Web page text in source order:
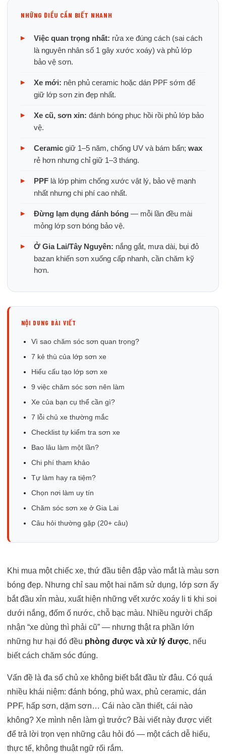
NHỮNG ĐIỀU CẦN BIẾT NHANH
Việc quan trọng nhất: rửa xe đúng cách (sai cách
là nguyên nhân số 1 gây xước xoáy) và phủ lớp
bảo vệ sơn.
Xe mới: nên phủ ceramic hoặc dán PPF sớm để
giữ lớp sơn zin đẹp nhất.
Xe cũ, sơn xỉn: đánh bóng phục hồi rồi phủ lớp bảo
vệ.
Ceramic giữ 1–5 năm, chống UV và bám bẩn; wax
rẻ hơn nhưng chỉ giữ 1–3 tháng.
PPF là lớp phim chống xước vật lý, bảo vệ mạnh
nhất nhưng chi phí cao nhất.
Đừng lạm dụng đánh bóng — mỗi lần đều mài
mỏng lớp sơn bóng bảo vệ.
Ở Gia Lai/Tây Nguyên: nắng gắt, mưa dài, bụi đỏ
bazan khiến sơn xuống cấp nhanh, cần chăm kỹ
hơn.
NỘI DUNG BÀI VIẾT
Vì sao chăm sóc sơn quan trọng?
7 kẻ thù của lớp sơn xe
Hiểu cấu tạo lớp sơn xe
9 việc chăm sóc sơn nên làm
Xe của bạn cụ thể cần gì?
7 lỗi chủ xe thường mắc
Checklist tự kiểm tra sơn xe
Bao lâu làm một lần?
Chi phí tham khảo
Tự làm hay ra tiệm?
Chọn nơi làm uy tín
Chăm sóc sơn xe ở Gia Lai
Câu hỏi thường gặp (20+ câu)
Khi mua một chiếc xe, thứ đầu tiên đập vào mắt là màu sơn
bóng đẹp. Nhưng chỉ sau một hai năm sử dụng, lớp sơn ấy
bắt đầu xỉn màu, xuất hiện những vết xước xoáy li ti khi soi
dưới nắng, đốm ố nước, chỗ bạc màu. Nhiều người chấp
nhận “xe dùng thì phải cũ” — nhưng thật ra phần lớn
những hư hại đó đều phòng được và xử lý được, nếu
biết cách chăm sóc đúng.
Vấn đề là đa số chủ xe không biết bắt đầu từ đâu. Có quá
nhiều khái niệm: đánh bóng, phủ wax, phủ ceramic, dán
PPF, hấp sơn, dặm sơn… Cái nào cần thiết, cái nào
không? Xe mình nên làm gì trước? Bài viết này được viết
để trả lời trọn vẹn những câu hỏi đó — một cách dễ hiểu,
thực tế, không thuật ngữ rối rắm.